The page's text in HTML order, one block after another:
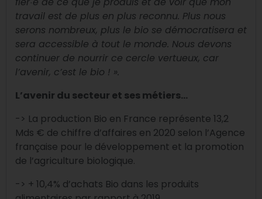
·
travail est de plus en plus reconnu. Plus nous
serons nombreux, plus le bio se démocratisera et
sera accessible à tout le monde. Nous devons
continuer de nourrir ce cercle vertueux, car
l’avenir, c’est le bio ! ».
L’avenir du secteur et ses métiers…
-> La production Bio en France représente 13,2
Mds € de chiffre d’affaires en 2020 selon l’Agence
française pour le développement et la promotion
de l’agriculture biologique.
-> + 10,4% d’achats Bio dans les produits